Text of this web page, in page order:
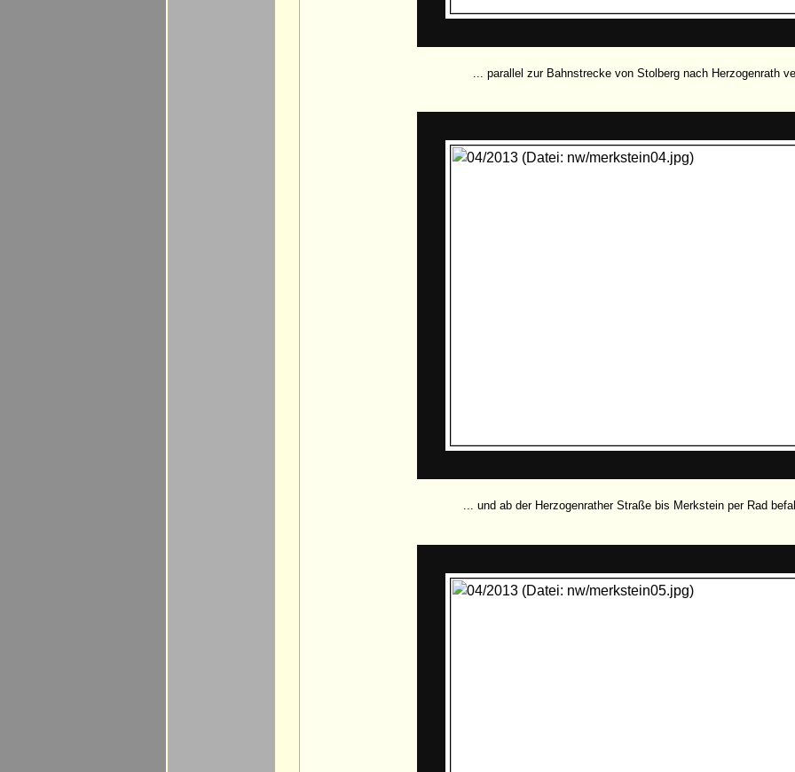
... parallel zur Bahnstrecke von Stolberg nach Herzogenrath
... und ab der Herzogenrather Straße bis Merkstein per Rad